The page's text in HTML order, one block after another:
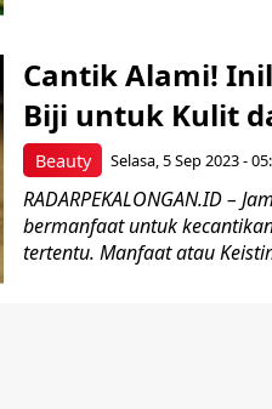
Beauty
Cantik Alami!
Biji untuk Kulit
Selasa, 5 Sep 2023 -
RADARPEKALONGAN.ID –
bermanfaat untuk
tertentu. Manfaat atau